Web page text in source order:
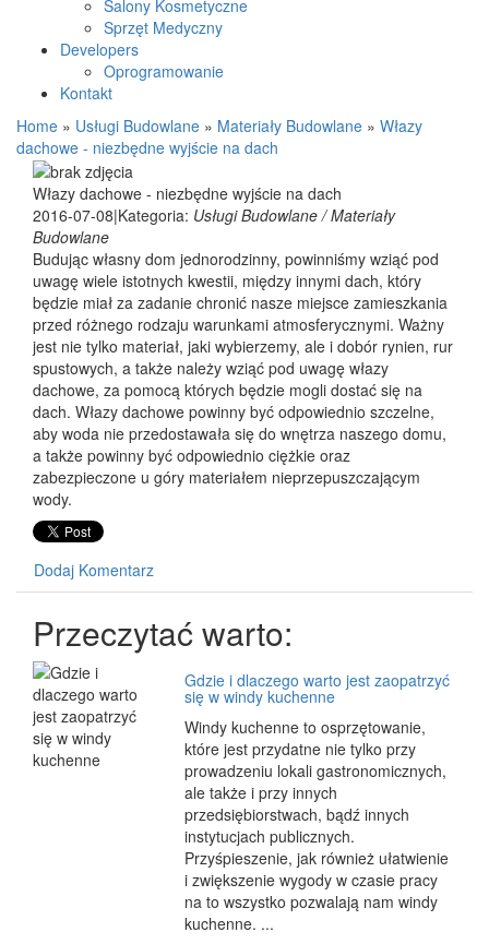
Salony Kosmetyczne
Sprzęt Medyczny
Developers
Oprogramowanie
Kontakt
Home » Usługi Budowlane » Materiały Budowlane » Włazy
dachowe - niezbędne wyjście na dach
Włazy dachowe - niezbędne wyjście na dach
2016-07-08|Kategoria: Usługi Budowlane / Materiały
Budowlane
Budując własny dom jednorodzinny, powinniśmy wziąć pod
uwagę wiele istotnych kwestii, między innymi dach, który
będzie miał za zadanie chronić nasze miejsce zamieszkania
przed różnego rodzaju warunkami atmosferycznymi. Ważny
jest nie tylko materiał, jaki wybierzemy, ale i dobór rynien, rur
spustowych, a także należy wziąć pod uwagę włazy
dachowe, za pomocą których będzie mogli dostać się na
dach. Włazy dachowe powinny być odpowiednio szczelne,
aby woda nie przedostawała się do wnętrza naszego domu,
a także powinny być odpowiednio ciężkie oraz
zabezpieczone u góry materiałem nieprzepuszczającym
wody.
Dodaj Komentarz
Przeczytać warto:
Gdzie i dlaczego warto jest zaopatrzyć
się w windy kuchenne
Windy kuchenne to osprzętowanie,
które jest przydatne nie tylko przy
prowadzeniu lokali gastronomicznych,
ale także i przy innych
przedsiębiorstwach, bądź innych
instytucjach publicznych.
Przyśpieszenie, jak również ułatwienie
i zwiększenie wygody w czasie pracy
na to wszystko pozwalają nam windy
kuchenne. ...